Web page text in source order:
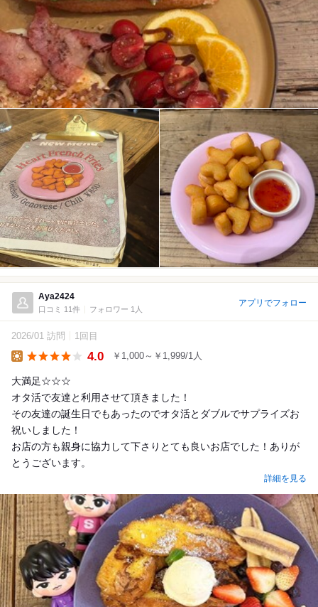
Aya2424
口コミ 11件 フォロワー 1人
アプリでフォロー
2026/01 訪問 1回目
4.0 ￥1,000～￥1,999/1人
大満足☆☆☆
オタ活で友達と利用させて頂きました！
その友達の誕生日でもあったのでオタ活とダブルでサプライズお
祝いしました！
お店の方も親身に協力して下さりとても良いお店でした！ありが
とうございます。
詳細を見る